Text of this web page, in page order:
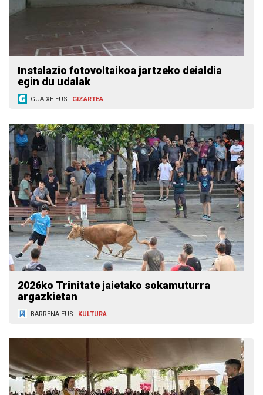
Instalazio fotovoltaikoa jartzeko deialdia
egin du udalak
GUAIXE.EUS GIZARTEA
2026ko Trinitate jaietako sokamuturra
argazkietan
BARRENA.EUS KULTURA